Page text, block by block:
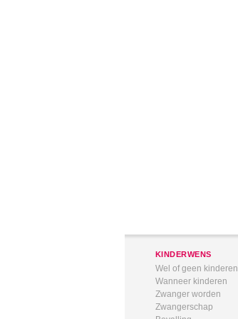
KINDERWENS
Wel of geen kinderen
Wanneer kinderen
Zwanger worden
Zwangerschap